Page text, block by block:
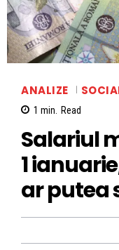
ANALIZE
1 min. Read
Salariul
1
ar putea